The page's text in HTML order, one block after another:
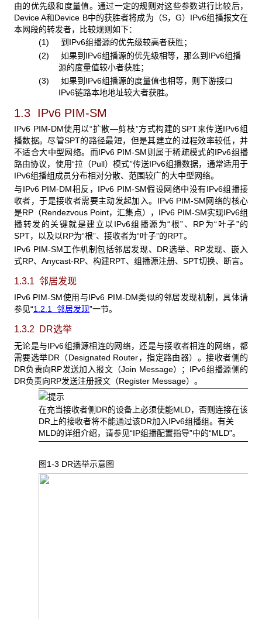
由的优先级和度量值。通过一定的规则对这些参数进行比较后，
Device A和Device B中的获胜者将成为（S，G）IPv6组播报文在
本网段的转发者，比较规则如下：
(1) 到IPv6组播源的优先级较高者获胜；
(2) 如果到IPv6组播源的优先级相等，那么到IPv6组播
源的度量值较小者获胜；
(3) 如果到IPv6组播源的度量值也相等，则下游接口
IPv6链路本地地址较大者获胜。
1.3 IPv6 PIM-SM
IPv6 PIM-DM使用以“扩散—剪枝”方式构建的SPT来传送IPv6组
播数据。尽管SPT的路径最短，但是其建立的过程效率较低，并
不适合大中型网络。而IPv6 PIM-SM则属于稀疏模式的IPv6组播
路由协议，使用“拉（Pull）模式”传送IPv6组播数据，通常适用于
IPv6组播组成员分布相对分散、范围较广的大中型网络。
与IPv6 PIM-DM相反，IPv6 PIM-SM假设网络中没有IPv6组播接
收者，于是接收者需要主动发起加入。IPv6 PIM-SM网络的核心
是RP（Rendezvous Point，汇集点），IPv6 PIM-SM实现IPv6组
播转发的关键就是建立以IPv6组播源为“根”、RP为“叶子”的
SPT，以及以RP为“根”、接收者为“叶子”的RPT。
IPv6 PIM-SM工作机制包括邻居发现、DR选举、RP发现、嵌入
式RP、Anycast-RP、构建RPT、组播源注册、SPT切换、断言。
1.3.1 邻居发现
IPv6 PIM-SM使用与IPv6 PIM-DM类似的邻居发现机制，具体请
参见“1.2.1 邻居发现”一节。
1.3.2 DR选举
无论是与IPv6组播源相连的网络，还是与接收者相连的网络，都
需要选举DR（Designated Router，指定路由器）。接收者侧的
DR负责向RP发送加入报文（Join Message）；IPv6组播源侧的
DR负责向RP发送注册报文（Register Message）。
在充当接收者侧DR的设备上必须使能MLD，否则连接在该
DR上的接收者将不能通过该DR加入IPv6组播组。有关
MLD的详细介绍，请参见“IP组播配置指导”中的“MLD”。
图1-3 DR选举示意图